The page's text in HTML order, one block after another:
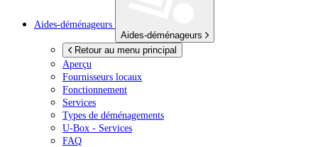
Aides-déménageurs
Aides-déménageurs
Retour au menu principal
Aperçu
Fournisseurs locaux
Fonctionnement
Services
Types de déménagements
U-Box - Services
FAQ